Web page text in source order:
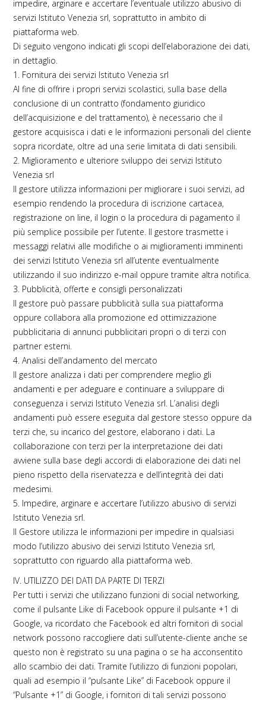
impedire, arginare e accertare l’eventuale utilizzo abusivo di
servizi Istituto Venezia srl, soprattutto in ambito di
piattaforma web.
Di seguito vengono indicati gli scopi dell’elaborazione dei dati,
in dettaglio.
1. Fornitura dei servizi Istituto Venezia srl
Al fine di offrire i propri servizi scolastici, sulla base della
conclusione di un contratto (fondamento giuridico
dell’acquisizione e del trattamento), è necessario che il
gestore acquisisca i dati e le informazioni personali del cliente
sopra ricordate, oltre ad una serie limitata di dati sensibili.
2. Miglioramento e ulteriore sviluppo dei servizi Istituto
Venezia srl
Il gestore utilizza informazioni per migliorare i suoi servizi, ad
esempio rendendo la procedura di iscrizione cartacea,
registrazione on line, il login o la procedura di pagamento il
più semplice possibile per l’utente. Il gestore trasmette i
messaggi relativi alle modifiche o ai miglioramenti imminenti
dei servizi Istituto Venezia srl all’utente eventualmente
utilizzando il suo indirizzo e-mail oppure tramite altra notifica.
3. Pubblicità, offerte e consigli personalizzati
Il gestore può passare pubblicità sulla sua piattaforma
oppure collabora alla promozione ed ottimizzazione
pubblicitaria di annunci pubblicitari propri o di terzi con
partner esterni.
4. Analisi dell’andamento del mercato
Il gestore analizza i dati per comprendere meglio gli
andamenti e per adeguare e continuare a sviluppare di
conseguenza i servizi Istituto Venezia srl. L’analisi degli
andamenti può essere eseguita dal gestore stesso oppure da
terzi che, su incarico del gestore, elaborano i dati. La
collaborazione con terzi per la interpretazione dei dati
avviene sulla base degli accordi di elaborazione dei dati nel
pieno rispetto della riservatezza e dell’integrità dei dati
medesimi.
5. Impedire, arginare e accertare l’utilizzo abusivo di servizi
Istituto Venezia srl.
Il Gestore utilizza le informazioni per impedire in qualsiasi
modo l’utilizzo abusivo dei servizi Istituto Venezia srl,
soprattutto con riguardo alla piattaforma web.
IV. UTILIZZO DEI DATI DA PARTE DI TERZI
Per tutti i servizi che utilizzano funzioni di social networking,
come il pulsante Like di Facebook oppure il pulsante +1 di
Google, va ricordato che Facebook ed altri fornitori di social
network possono raccogliere dati sull’utente-cliente anche se
questo non è registrato su una pagina o se ha acconsentito
allo scambio dei dati. Tramite l’utilizzo di funzioni popolari,
quali ad esempio il “pulsante Like” di Facebook oppure il
“Pulsante +1” di Google, i fornitori di tali servizi possono